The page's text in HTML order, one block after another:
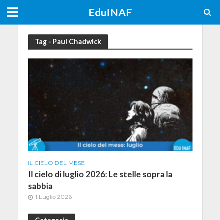
EduINAF
Tag - Paul Chadwick
IL CIELO DEL MESE
Il cielo di luglio 2026: Le stelle sopra la
sabbia
1 Luglio 2026